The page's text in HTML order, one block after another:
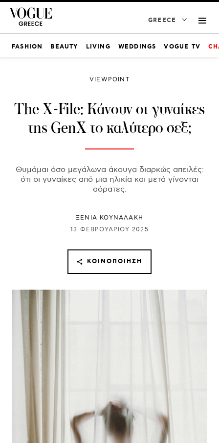
GREECE
FASHION BEAUTY LIVING WEDDINGS VOGUE TV
VIEWPOINT
The X-File: Κάνουν οι γυναίκες
της GenX το καλύτερο σεξ;
Θυμάμαι όσο μεγάλωνα άκουγα διαρκώς απειλές:
ότι οι γυναίκες από μια ηλικία και μετά γίνονται
αόρατες.
ΞΕΝΙΑ ΚΟΥΝΑΛΑΚΗ
13 ΦΕΒΡΟΥΑΡΊΟΥ 2025
ΚΟΙΝΟΠΟΊΗΣΗ